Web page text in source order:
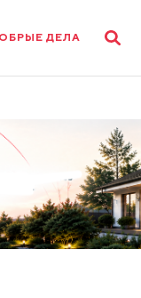
ДЕЛА